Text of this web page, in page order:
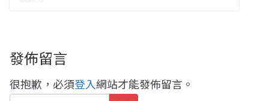
發佈留言
很抱歉，必須登入網站才能發佈留言。